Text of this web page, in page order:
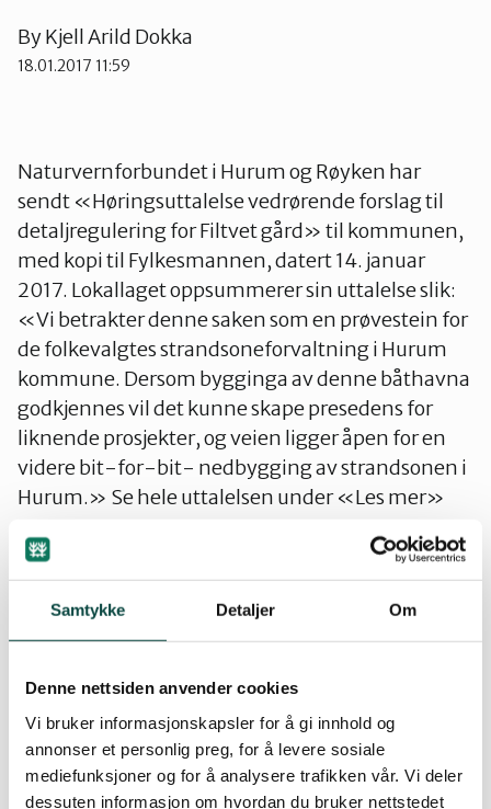
Samtykke Detaljer Om
Denne nettsiden anvender cookies
Vi bruker informasjonskapsler for å gi innhold og
annonser et personlig preg, for å levere sosiale
mediefunksjoner og for å analysere trafikken vår. Vi deler
dessuten informasjon om hvordan du bruker nettstedet
ByKjell Arild Dokka
18.01.2017 11:59
Naturvernforbundet i Hurum og Røyken har
sendt «Høringsuttalelse vedrørende forslag til
detaljregulering for Filtvet gård» til kommunen,
med kopi til Fylkesmannen, datert 14. januar
2017. Lokallaget oppsummerer sin uttalelse slik:
«Vi betrakter denne saken som en prøvestein for
de folkevalgtes strandsoneforvaltning i Hurum
kommune. Dersom bygginga av denne båthavna
godkjennes vil det kunne skape presedens for
liknende prosjekter, og veien ligger åpen for en
videre bit-for-bit- nedbygging av strandsonen i
Hurum.» Se hele uttalelsen under «Les mer»
Forum for Natur og Friluftsliv i Buskerud har 16.
januar 2017 sendt «Høringsuttalelse til
Planprogram for Ringeriksbanen og E16
Høgkastet-Hønefoss» til Bane NOR. Her heter
Ramsar-sekretariatet var på befaring på
Hole/Ringerike sommeren 2015. Deres rapport er
tydelig på områdets verdier og er kritisk til at det
på det daværende tidspunktet bare forelå tre